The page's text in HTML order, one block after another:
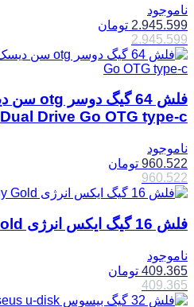
ناموجود
2.945.599 تومان
2.945.599
Dual Drive Go OTG type-c
ناموجود
960.522 تومان
960.522
فلش 16 گیگ ایکس انرژی X-Energy Gold
ناموجود
409.365 تومان
409.365